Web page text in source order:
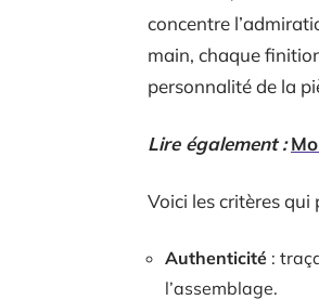
concentre
main, chaque
personnalité de la
Lire également :
Voici les critères
Authenticité :
l’assemblage.